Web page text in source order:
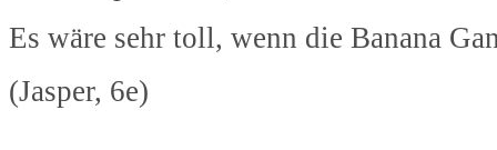
Es wäre sehr toll, wenn die Banana
(Jasper, 6e)